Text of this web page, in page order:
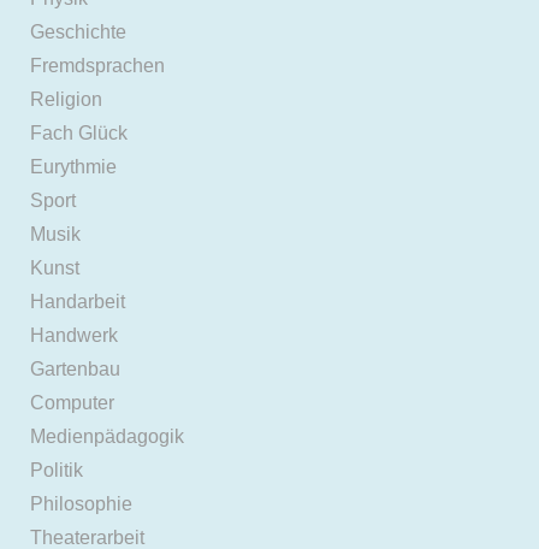
Geschichte
Fremdsprachen
Religion
Fach Glück
Eurythmie
Sport
Musik
Kunst
Handarbeit
Handwerk
Gartenbau
Computer
Medienpädagogik
Politik
Philosophie
Theaterarbeit